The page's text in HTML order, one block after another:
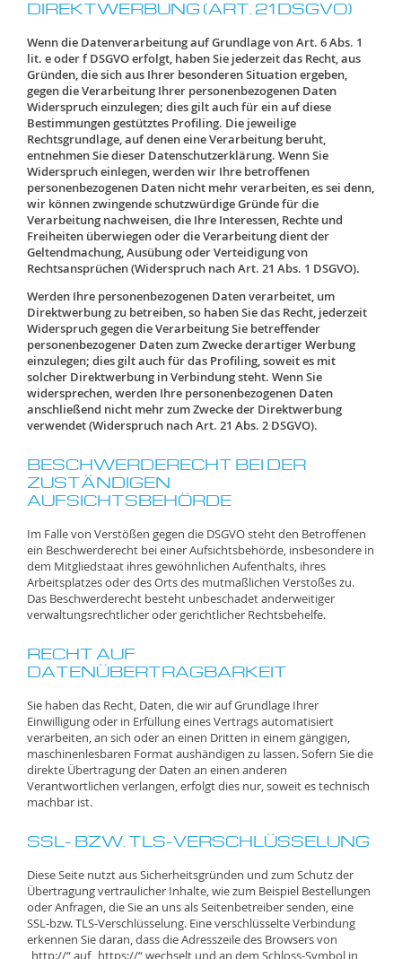
DIREKTWERBUNG (ART. 21 DSGVO)
Wenn die Datenverarbeitung auf Grundlage von Art. 6 Abs. 1
lit. e oder f DSGVO erfolgt, haben Sie jederzeit das Recht, aus
Gründen, die sich aus Ihrer besonderen Situation ergeben,
gegen die Verarbeitung Ihrer personenbezogenen Daten
Widerspruch einzulegen; dies gilt auch für ein auf diese
Bestimmungen gestütztes Profiling. Die jeweilige
Rechtsgrundlage, auf denen eine Verarbeitung beruht,
entnehmen Sie dieser Datenschutzerklärung. Wenn Sie
Widerspruch einlegen, werden wir Ihre betroffenen
personenbezogenen Daten nicht mehr verarbeiten, es sei denn,
wir können zwingende schutzwürdige Gründe für die
Verarbeitung nachweisen, die Ihre Interessen, Rechte und
Freiheiten überwiegen oder die Verarbeitung dient der
Geltendmachung, Ausübung oder Verteidigung von
Rechtsansprüchen (Widerspruch nach Art. 21 Abs. 1 DSGVO).
Werden Ihre personenbezogenen Daten verarbeitet, um
Direktwerbung zu betreiben, so haben Sie das Recht, jederzeit
Widerspruch gegen die Verarbeitung Sie betreffender
personenbezogener Daten zum Zwecke derartiger Werbung
einzulegen; dies gilt auch für das Profiling, soweit es mit
solcher Direktwerbung in Verbindung steht. Wenn Sie
widersprechen, werden Ihre personenbezogenen Daten
anschließend nicht mehr zum Zwecke der Direktwerbung
verwendet (Widerspruch nach Art. 21 Abs. 2 DSGVO).
BESCHWERDERECHT BEI DER
ZUSTÄNDIGEN
AUFSICHTSBEHÖRDE
Im Falle von Verstößen gegen die DSGVO steht den Betroffenen
ein Beschwerderecht bei einer Aufsichtsbehörde, insbesondere in
dem Mitgliedstaat ihres gewöhnlichen Aufenthalts, ihres
Arbeitsplatzes oder des Orts des mutmaßlichen Verstoßes zu.
Das Beschwerderecht besteht unbeschadet anderweitiger
verwaltungsrechtlicher oder gerichtlicher Rechtsbehelfe.
RECHT AUF
DATENÜBERTRAGBARKEIT
Sie haben das Recht, Daten, die wir auf Grundlage Ihrer
Einwilligung oder in Erfüllung eines Vertrags automatisiert
verarbeiten, an sich oder an einen Dritten in einem gängigen,
maschinenlesbaren Format aushändigen zu lassen. Sofern Sie die
direkte Übertragung der Daten an einen anderen
Verantwortlichen verlangen, erfolgt dies nur, soweit es technisch
machbar ist.
SSL- BZW. TLS-VERSCHLÜSSELUNG
Diese Seite nutzt aus Sicherheitsgründen und zum Schutz der
Übertragung vertraulicher Inhalte, wie zum Beispiel Bestellungen
oder Anfragen, die Sie an uns als Seitenbetreiber senden, eine
SSL-bzw. TLS-Verschlüsselung. Eine verschlüsselte Verbindung
erkennen Sie daran, dass die Adresszeile des Browsers von
„http://“ auf „https://“ wechselt und an dem Schloss-Symbol in